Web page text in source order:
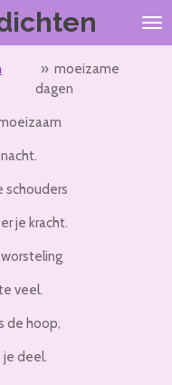
» moeizame
dagen
schouders
je kracht.
veel.
de hoop,
je deel.